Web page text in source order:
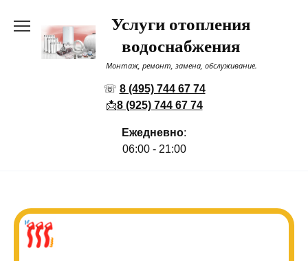
содержанию
Услуги отопления
водоснабжения
Монтаж, ремонт, замена, обслуживание.
☏ 8 (495) 744 67 74
📩8 (925) 744 67 74
Ежедневно:
06:00 - 21:00